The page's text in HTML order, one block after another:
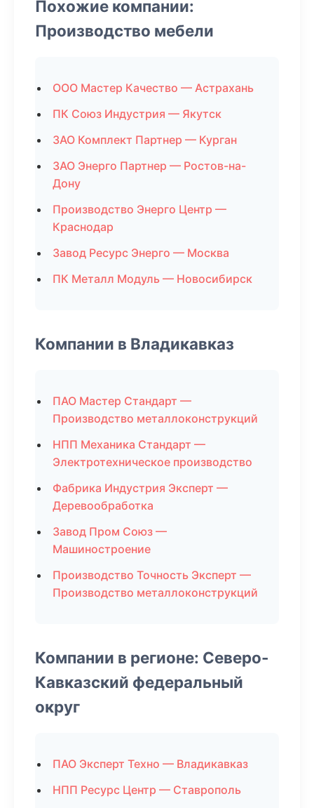
Похожие компании:
Производство мебели
ООО Мастер Качество — Астрахань
ПК Союз Индустрия — Якутск
ЗАО Комплект Партнер — Курган
ЗАО Энерго Партнер — Ростов-на-
Дону
Производство Энерго Центр —
Краснодар
Завод Ресурс Энерго — Москва
ПК Металл Модуль — Новосибирск
Компании в Владикавказ
ПАО Мастер Стандарт —
Производство металлоконструкций
НПП Механика Стандарт —
Электротехническое производство
Фабрика Индустрия Эксперт —
Деревообработка
Завод Пром Союз —
Машиностроение
Производство Точность Эксперт —
Производство металлоконструкций
Компании в регионе: Северо-
Кавказский федеральный
округ
ПАО Эксперт Техно — Владикавказ
НПП Ресурс Центр — Ставрополь